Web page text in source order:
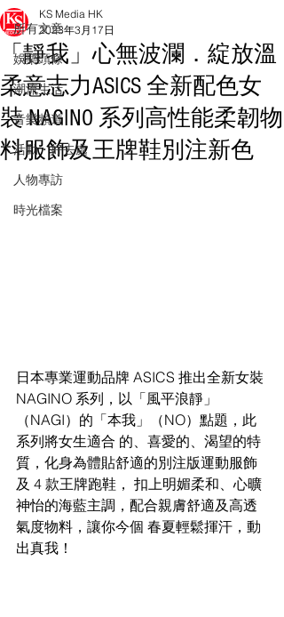
所有文章
娛樂頭條
潮流生活
音樂頻道
活動・好去處
人物專訪
時光檔案
「靜我」心無波瀾．綻放溫
柔意志力ASICS 全新配色女
裝 NAGINO 系列高性能柔韌物
料服飾及王牌鞋別注新色
KS Media HK
2023年3月17日
日本專業運動品牌 ASICS 推出全新女裝
NAGINO 系列，以「風平浪靜」
（NAGI）的「本我」（NO）點題，此
系列將女生適合 的、喜愛的、渴望的特
質，化身為體貼舒適的別注版運動服飾
及 4 款王牌跑鞋， 扣上明媚柔和、心曠
神怡的海藍主調，配合親膚舒適及高透
氣度物料，讓你今個 春夏輕鬆揮汗，動
出真我！